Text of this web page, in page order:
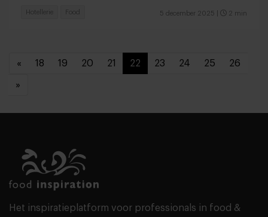
5 december 2025 2 min
Hotellerie Food
« 18 19 20 21 22 23 24 25 26
»
Het inspiratieplatform voor professionals in food &